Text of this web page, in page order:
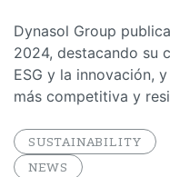
Dynasol Group
2024, destacando su
ESG y la innovación,
más competitiva y
SUSTAINABILITY
NEWS